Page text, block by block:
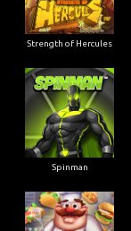
Strength of Hercules
Spinman